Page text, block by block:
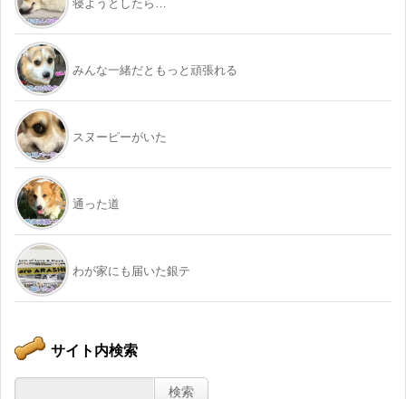
寝ようとしたら…
みんな一緒だともっと頑張れる
スヌーピーがいた
通った道
わが家にも届いた銀テ
サイト内検索